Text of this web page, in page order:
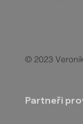
© 2023
Partneři